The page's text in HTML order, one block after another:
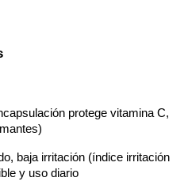
protege vitamina C,
baja irritación (índice irritación
y uso diario